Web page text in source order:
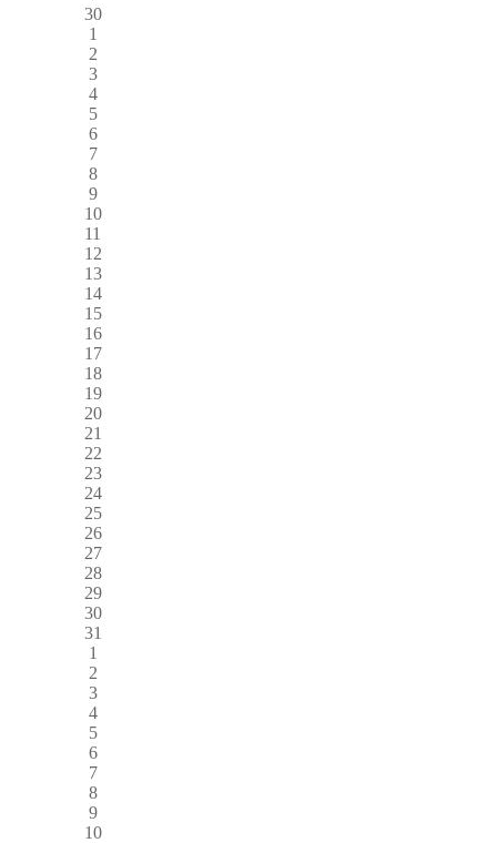
30
1
2
3
4
5
6
7
8
9
10
11
12
13
14
15
16
17
18
19
20
21
22
23
24
25
26
27
28
29
30
31
1
2
3
4
5
6
7
8
9
10